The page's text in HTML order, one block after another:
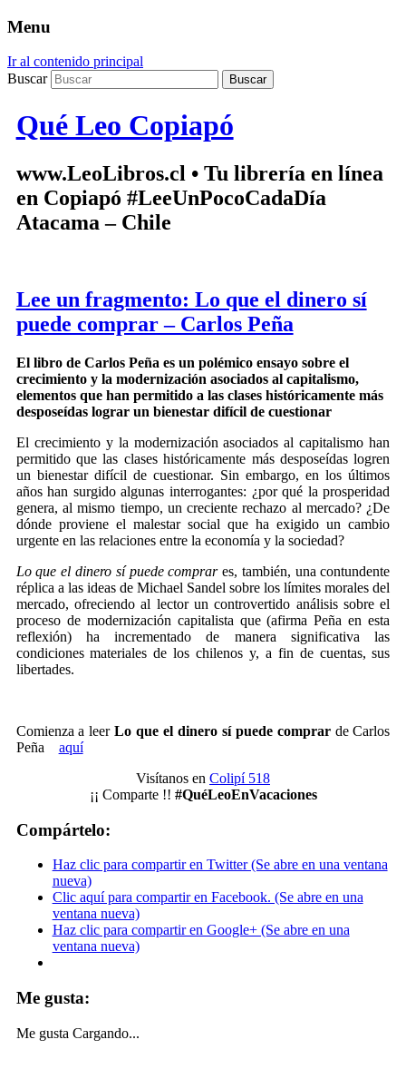
Menu
Ir al contenido principal
Buscar
Qué Leo Copiapó
www.LeoLibros.cl • Tu librería en línea
en Copiapó #LeeUnPocoCadaDía
Atacama – Chile
Lee un fragmento: Lo que el dinero sí
puede comprar – Carlos Peña
El libro de Carlos Peña es un polémico ensayo sobre el
crecimiento y la modernización asociados al capitalismo,
elementos que han permitido a las clases históricamente más
desposeídas lograr un bienestar difícil de cuestionar
El crecimiento y la modernización asociados al capitalismo han
permitido que las clases históricamente más desposeídas logren
un bienestar difícil de cuestionar. Sin embargo, en los últimos
años han surgido algunas interrogantes: ¿por qué la prosperidad
genera, al mismo tiempo, un creciente rechazo al mercado? ¿De
dónde proviene el malestar social que ha exigido un cambio
urgente en las relaciones entre la economía y la sociedad?
Lo que el dinero sí puede comprares, también, una contundente
réplica a las ideas de Michael Sandel sobre los límites morales del
mercado, ofreciendo al lector un controvertido análisis sobre el
proceso de modernización capitalista que (afirma Peña en esta
reflexión) ha incrementado de manera significativa las
condiciones materiales de los chilenos y, a fin de cuentas, sus
libertades.
Comienza a leerLo que el dinero sí puede comprarde Carlos
Peña aquí
Visítanos en Colipí 518
¡¡ Comparte !! #QuéLeoEnVacaciones
Compártelo:
Haz clic para compartir en Twitter (Se abre en una ventana
nueva)
Clic aquí para compartir en Facebook. (Se abre en una
ventana nueva)
Haz clic para compartir en Google+ (Se abre en una
ventana nueva)
Me gusta:
Me gusta Cargando...